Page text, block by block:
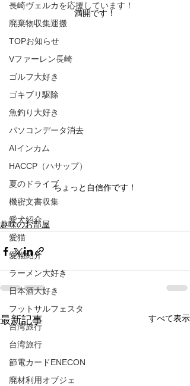
長崎ヴェルカを応援しています！
廃棄物収集運搬
TOPお知らせ
Vファーレン長崎
ゴルフ大好き
ゴキブリ駆除
魚釣り大好き
パソコンデータ消去
AIインカム
HACCP（ハサップ）
夏のドライブ
機密文書収集
愛犬紹介
愛猫
愛猫紹介
ラーメン大好き
日本酒大好き
フットサルフェスタ
台湾旅行
台湾旅行
節電カードENECON
廃材利用オブジェ
満開です！
ちょっと自信作です！
趣味のお部屋
最新記事 すべて表示